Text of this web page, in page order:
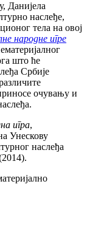
Данијела
наслеђе,
тела на овој
народне игре
што ће
Србије
очувању и
игра,
Унескову
наслеђа